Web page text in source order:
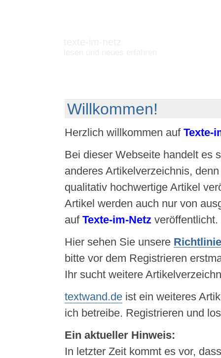
Willkommen!
Herzlich willkommen auf Texte-
Bei dieser Webseite handelt es
anderes Artikelverzeichnis,
qualitativ hochwertige Artikel
Artikel werden auch nur von
auf Texte-im-Netzveröffentlicht.
Hier sehen Sie unsere
bitte vor dem Registrieren
Ihr sucht weitere
textwand.deist ein weiteres
ich betreibe. Registrieren und
Ein aktueller Hinweis:
In letzter Zeit kommt es vor,